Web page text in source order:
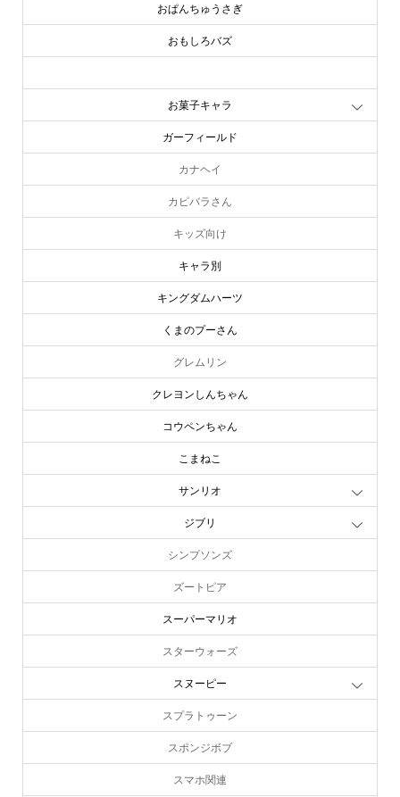
おぱんちゅうさぎ
おもしろバズ
お菓子キャラ
ガーフィールド
カナヘイ
カピバラさん
キッズ向け
キャラ別
キングダムハーツ
くまのプーさん
グレムリン
クレヨンしんちゃん
コウペンちゃん
こまねこ
サンリオ
ジブリ
シンプソンズ
ズートピア
スーパーマリオ
スターウォーズ
スヌーピー
スプラトゥーン
スポンジボブ
スマホ関連
company info